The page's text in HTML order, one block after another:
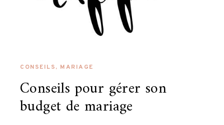
CONSEILS, MARIAGE
Conseils pour gérer son
budget de mariage